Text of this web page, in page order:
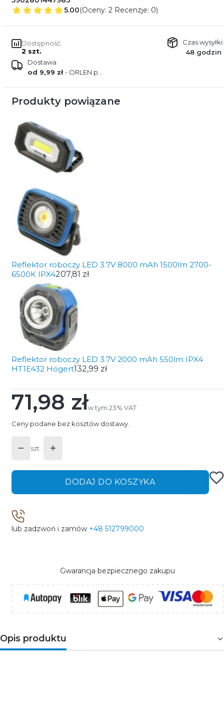
5.00(Oceny: 2 Recenzje: 0)
Dostępność:
2 szt.
Czas wysyłki:
48 godzin
Dostawa
od 9,99 zł- ORLEN paczka
Produkty powiązane
Reflektor roboczy LED 3.7V 8000 mAh 1500lm 2700-
6500K IPX4207,81 zł
Reflektor roboczy LED 3.7V 2000 mAh 550lm IPX4
HT1E432 Högert132,99 zł
Cena
71,98 złw tym 23% VAT
w tym 23% VAT
Ceny podane bez kosztów dostawy.
szt.
DODAJ DO KOSZYKA
lub zadzwoń i zamów +48 512799000
Gwarancja bezpiecznego zakupu
Opis produktu